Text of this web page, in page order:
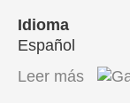
Idioma
Español
Leer más sobre